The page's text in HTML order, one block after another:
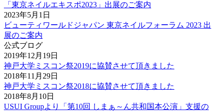
「東京ネイルエキスポ2023」出展のご案内
2023年5月1日
ビューティワールドジャパン 東京ネイルフォーラム 2023 出
展のご案内
公式ブログ
2019年12月19日
神戸大学ミスコン祭2019に協賛させて頂きました
2018年11月29日
神戸大学ミスコン祭2018に協賛させて頂きました
2018年8月10日
USUI Groupより「第10回 しまぁ～ん共和国本公演」支援の